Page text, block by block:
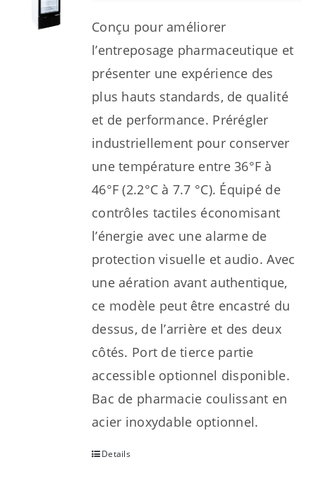
Conçu pour améliorer
l’entreposage pharmaceutique et
présenter une expérience des
plus hauts standards, de qualité
et de performance. Prérégler
industriellement pour conserver
une température entre 36°F à
46°F (2.2°C à 7.7 °C). Équipé de
contrôles tactiles économisant
l’énergie avec une alarme de
protection visuelle et audio. Avec
une aération avant authentique,
ce modèle peut être encastré du
dessus, de l’arrière et des deux
côtés. Port de tierce partie
accessible optionnel disponible.
Bac de pharmacie coulissant en
acier inoxydable optionnel.
Details